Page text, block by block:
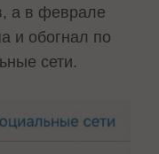
а в феврале
и обогнал по
сети.